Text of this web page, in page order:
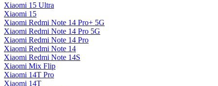
Xiaomi 15 Ultra
Xiaomi 15
Xiaomi Redmi Note 14 Pro+ 5G
Xiaomi Redmi Note 14 Pro 5G
Xiaomi Redmi Note 14 Pro
Xiaomi Redmi Note 14
Xiaomi Redmi Note 14S
Xiaomi Mix Flip
Xiaomi 14T Pro
Xiaomi 14T